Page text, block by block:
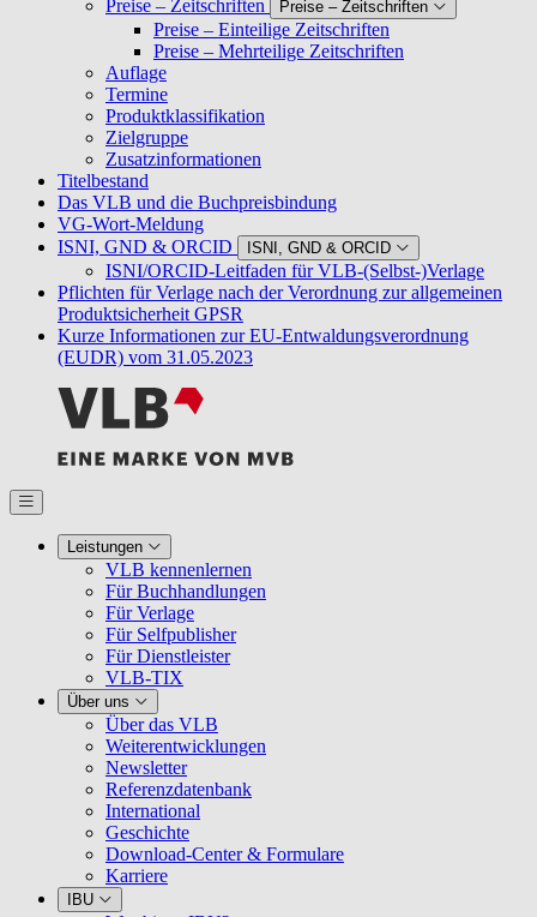
Preise – Zeitschriften Preise – Zeitschriften
Preise – Einteilige Zeitschriften
Preise – Mehrteilige Zeitschriften
Auflage
Termine
Produktklassifikation
Zielgruppe
Zusatzinformationen
Titelbestand
Das VLB und die Buchpreisbindung
VG-Wort-Meldung
ISNI, GND & ORCID
ISNI, GND & ORCID
ISNI/ORCID-Leitfaden für VLB-(Selbst-)Verlage
Pflichten für Verlage nach der Verordnung zur allgemeinen
Produktsicherheit GPSR
Kurze Informationen zur EU-Entwaldungsverordnung
(EUDR) vom 31.05.2023
Leistungen
VLB kennenlernen
Für Buchhandlungen
Für Verlage
Für Selfpublisher
Für Dienstleister
VLB-TIX
Über uns
Über das VLB
Weiterentwicklungen
Newsletter
Referenzdatenbank
International
Geschichte
Download-Center & Formulare
Karriere
IBU